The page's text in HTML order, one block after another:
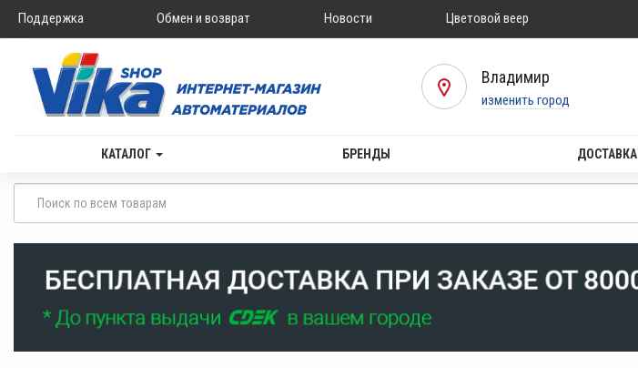
Поддержка Обмен и возврат Новости Цветовой веер
Владимир
изменить город
КАТАЛОГ БРЕНДЫ ДОСТАВКА